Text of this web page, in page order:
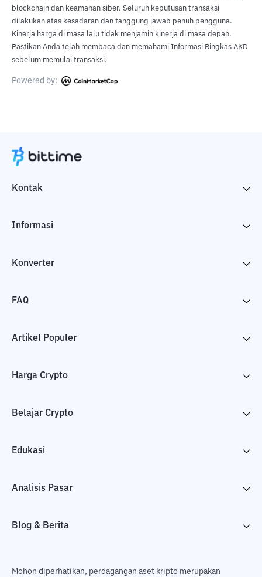
blockchain dan keamanan siber. Seluruh keputusan transaksi
dilakukan atas kesadaran dan tanggung jawab penuh pengguna.
Kinerja harga di masa lalu tidak menjamin kinerja di masa depan.
Pastikan Anda telah membaca dan memahami Informasi Ringkas AKD
sebelum memulai transaksi.
Powered by:
Kontak
Informasi
Konverter
FAQ
Artikel Populer
Harga Crypto
Belajar Crypto
Edukasi
Analisis Pasar
Blog & Berita
Mohon diperhatikan, perdagangan aset kripto merupakan